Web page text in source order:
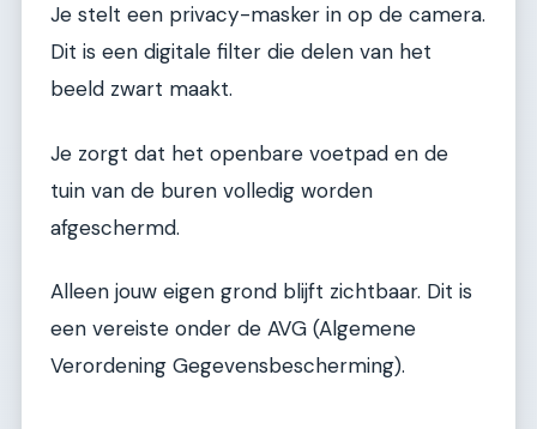
Je stelt een privacy-masker in op de camera.
Dit is een digitale filter die delen van het
beeld zwart maakt.
Je zorgt dat het openbare voetpad en de
tuin van de buren volledig worden
afgeschermd.
Alleen jouw eigen grond blijft zichtbaar. Dit is
een vereiste onder de AVG (Algemene
Verordening Gegevensbescherming).